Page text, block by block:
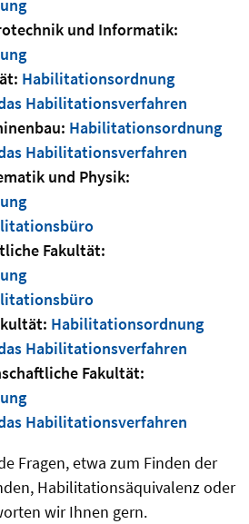
und Informatik:
Habilitationsordnung
Habilitationsverfahren
Habilitationsordnung
Habilitationsverfahren
und Physik:
Fakultät:
Habilitationsordnung
Habilitationsverfahren
Fakultät:
Habilitationsverfahren
Fragen, etwa zum Finden der
Habilitationsäquivalenz oder
wir Ihnen gern.